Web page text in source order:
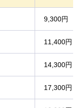
9,300円
11,400円
14,300円
17,300円